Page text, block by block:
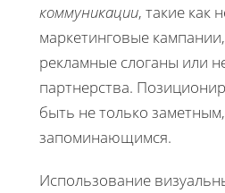
коммуникации, такие как
маркетинговые
рекламные слоганы или
партнерства.
быть не только
запоминающимся.
Использование